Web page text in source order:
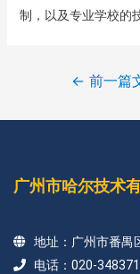
制，以及专业学校的
← 前一篇
广州市哈尔技术
地址：广州市番禺
电话：020-